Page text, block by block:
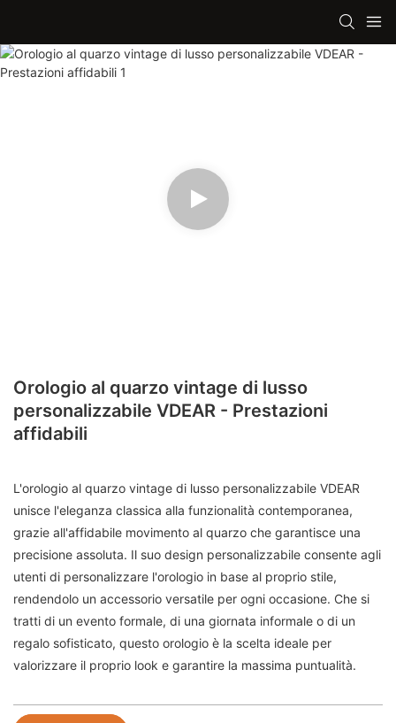
Orologio al quarzo vintage di lusso
personalizzabile VDEAR - Prestazioni
affidabili
L'orologio al quarzo vintage di lusso personalizzabile VDEAR
unisce l'eleganza classica alla funzionalità contemporanea,
grazie all'affidabile movimento al quarzo che garantisce una
precisione assoluta. Il suo design personalizzabile consente agli
utenti di personalizzare l'orologio in base al proprio stile,
rendendolo un accessorio versatile per ogni occasione. Che si
tratti di un evento formale, di una giornata informale o di un
regalo sofisticato, questo orologio è la scelta ideale per
valorizzare il proprio look e garantire la massima puntualità.